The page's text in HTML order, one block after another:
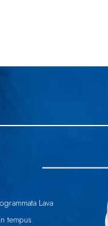
Lava
tempus